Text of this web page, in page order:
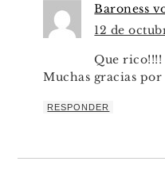
Baroness
12 de
Que rico!!!!
Muchas gracias por
RESPONDER